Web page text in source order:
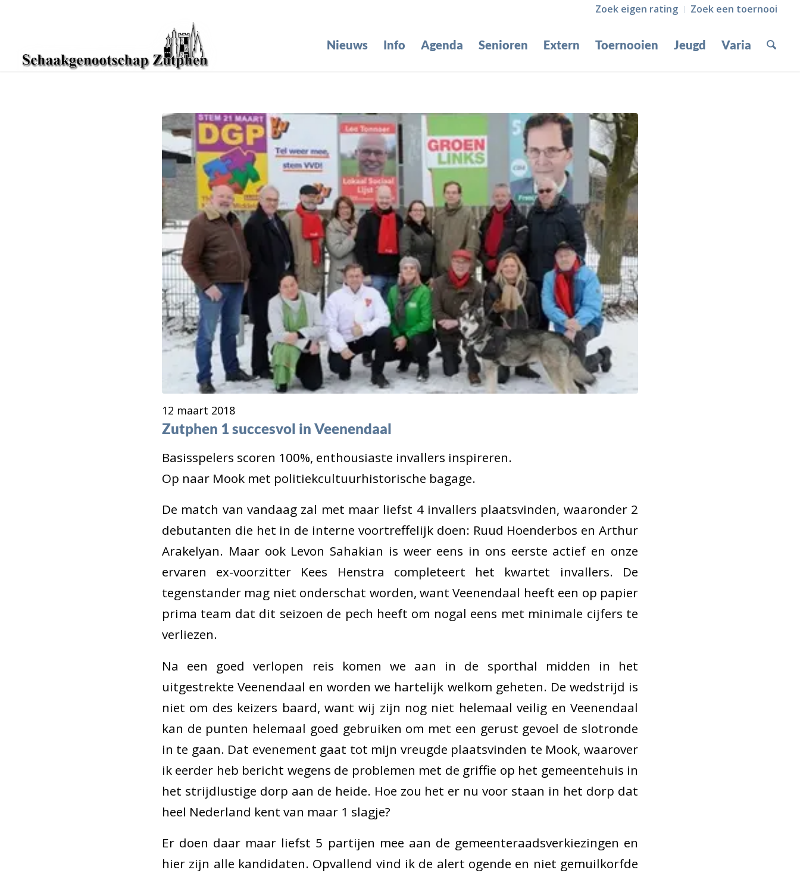
Zoek eigen rating Zoek een toernooi
Nieuws Info Agenda Senioren Extern Toernooien Jeugd Varia
12 maart 2018
Zutphen 1 succesvol in Veenendaal
Basisspelers scoren 100%, enthousiaste invallers inspireren.
Op naar Mook met politiekcultuurhistorische bagage.
De match van vandaag zal met maar liefst 4 invallers plaatsvinden, waaronder 2
debutanten die het in de interne voortreffelijk doen: Ruud Hoenderbos en Arthur
Arakelyan. Maar ook Levon Sahakian is weer eens in ons eerste actief en onze
ervaren ex-voorzitter Kees Henstra completeert het kwartet invallers. De
tegenstander mag niet onderschat worden, want Veenendaal heeft een op papier
prima team dat dit seizoen de pech heeft om nogal eens met minimale cijfers te
verliezen.
Na een goed verlopen reis komen we aan in de sporthal midden in het
uitgestrekte Veenendaal en worden we hartelijk welkom geheten. De wedstrijd is
niet om des keizers baard, want wij zijn nog niet helemaal veilig en Veenendaal
kan de punten helemaal goed gebruiken om met een gerust gevoel de slotronde
in te gaan. Dat evenement gaat tot mijn vreugde plaatsvinden te Mook, waarover
ik eerder heb bericht wegens de problemen met de griffie op het gemeentehuis in
het strijdlustige dorp aan de heide. Hoe zou het er nu voor staan in het dorp dat
heel Nederland kent van maar 1 slagje?
Er doen daar maar liefst 5 partijen mee aan de gemeenteraadsverkiezingen en
hier zijn alle kandidaten. Opvallend vind ik de alert ogende en niet gemuilkorfde